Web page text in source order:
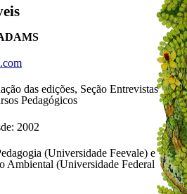
das edições, Seção Entrevistas
Pedagógicos
2002
(Universidade Feevale) e
Ambiental (Universidade Federal